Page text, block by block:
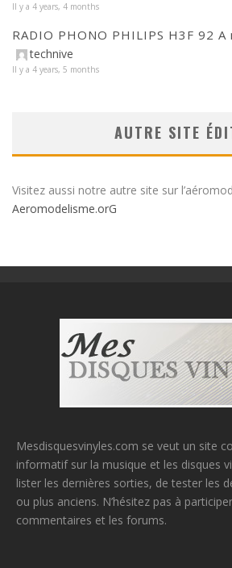
Il y a 4 years, 4 months
RADIO PHONO PHILIPS H3F 92
technive
Il y a 4 years, 5 months
AUTRE SITE
Visitez aussi notre autre site sur
Aeromodelisme.orG
Mesdisquesvinyles.com se veut un site
informatif sur la musique et les disques
lister les dernières sorties, de tester les
ou plus anciens. N’hésitez pas à
commentaires et les forums.